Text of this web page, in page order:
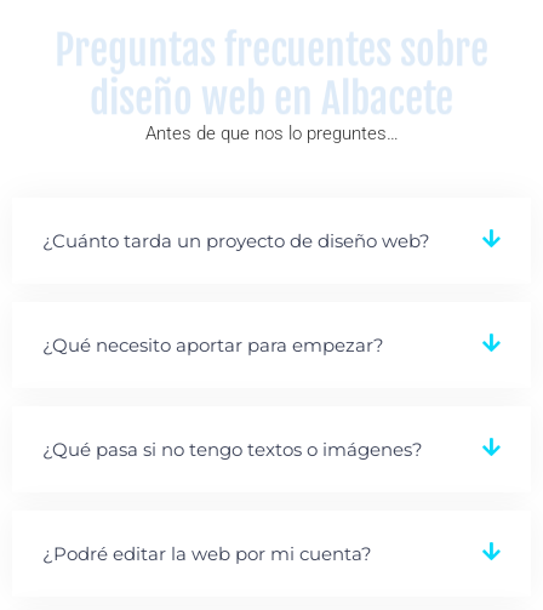
Preguntas frecuentes sobre
diseño web en Albacete
Antes de que nos lo preguntes…
¿Cuánto tarda un proyecto de diseño web?
¿Qué necesito aportar para empezar?
¿Qué pasa si no tengo textos o imágenes?
¿Podré editar la web por mi cuenta?